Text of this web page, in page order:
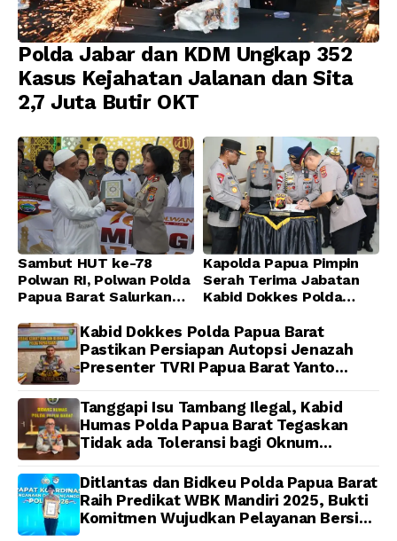
Polda Jabar dan KDM Ungkap 352
Kasus Kejahatan Jalanan dan Sita
2,7 Juta Butir OKT
Sambut HUT ke-78
Polwan RI, Polwan Polda
Papua Barat Salurkan
Ibadah Bersama di
Masjid Al-Muhajirin
Kapolda Papua Pimpin
Serah Terima Jabatan
Kabid Dokkes Polda
Kabid Dokkes Polda Papua Barat
Pastikan Persiapan Autopsi Jenazah
Presenter TVRI Papua Barat Yanto
Dijadwalkan Kamis
Tanggapi Isu Tambang Ilegal, Kabid
Humas Polda Papua Barat Tegaskan
Tidak ada Toleransi bagi Oknum
Ditlantas dan Bidkeu Polda Papua Barat
Raih Predikat WBK Mandiri 2025, Bukti
Komitmen Wujudkan Pelayanan Bersih